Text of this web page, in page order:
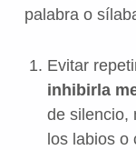
palabra o
Evitar
inhibirla
de silencio,
los labios o